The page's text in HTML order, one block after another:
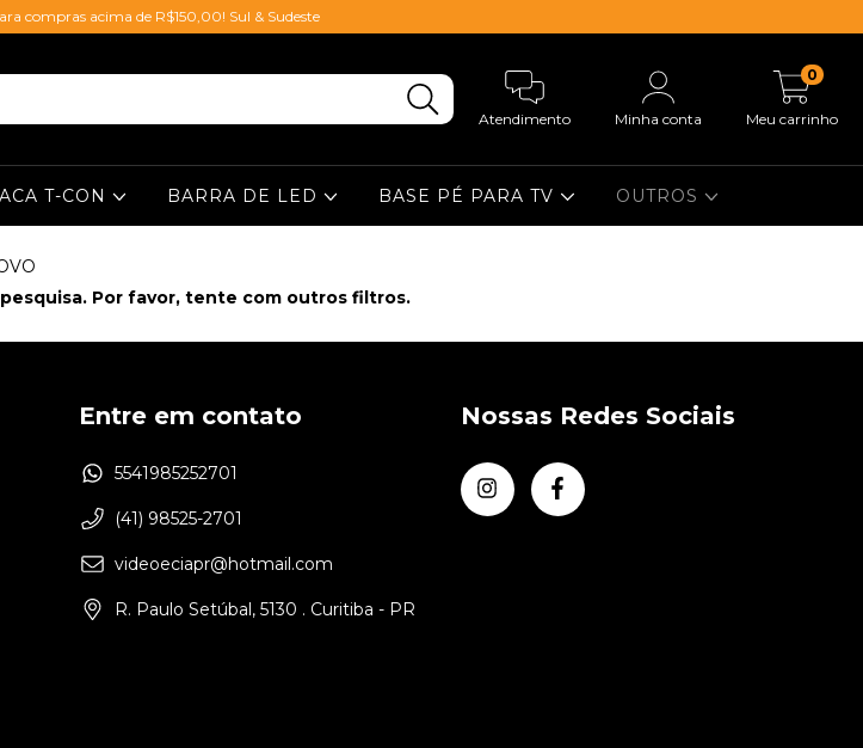
compras acima de R$150,00! Sul & Sudeste
Atendimento Minha conta Meu carrinho
0
T-CON BARRA DE LED BASE PÉ PARA TV OUTROS
Por favor, tente com outros filtros.
Entre em contato
5541985252701
(41) 98525-2701
videoeciapr@hotmail.com
R. Paulo Setúbal, 5130 . Curitiba - PR
Nossas Redes Sociais